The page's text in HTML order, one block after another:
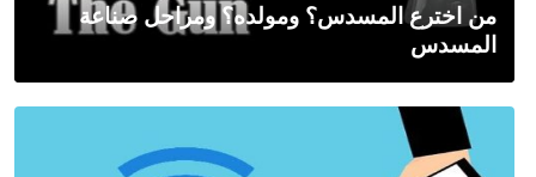
من اخترع المسدس؟ ومولده؟ ومراحل صناعة
المسدس